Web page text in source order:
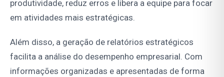
produtividade, reduz erros e libera a equipe para focar
em atividades mais estratégicas.
Além disso, a geração de relatórios estratégicos
facilita a análise do desempenho empresarial. Com
informações organizadas e apresentadas de forma